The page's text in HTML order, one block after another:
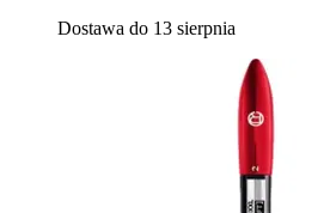
Dostawa do 13 sierpnia